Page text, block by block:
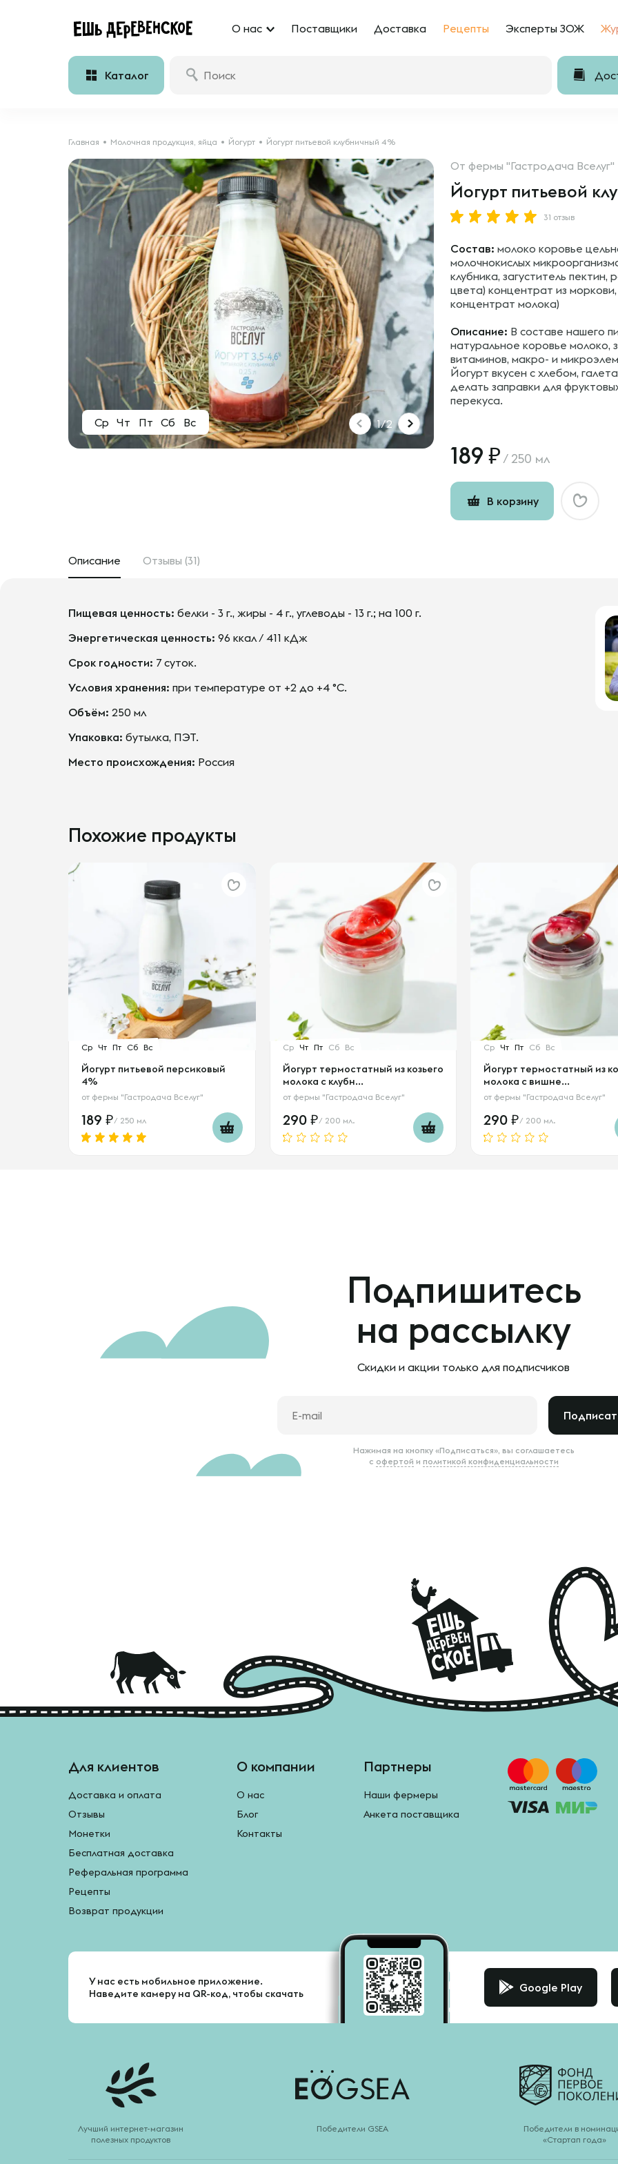
О нас Поставщики Доставка Рецепты Эксперты ЗОЖ
Каталог
Главная Молочная продукция, яйца Йогурт Йогурт питьевой клубничный 4%
1/2
Ср Чт Пт Сб Вс
От фермы "Гастродача Вселуг"
Йогурт питьевой
31 отзыв
Состав: молоко коровье
молочнокислых
клубника, загуститель
цвета) концентрат из
концентрат молока)
Описание: В составе нашего
натуральное коровье молоко,
витаминов, макро- и
Йогурт вкусен с хлебом,
делать заправки для
перекуса.
189 / 250 мл
В корзину
Описание Отзывы (31)
Пищевая ценность: белки - 3 г., жиры - 4 г., углеводы - 13 г.; на 100 г.
Энергетическая ценность: 96 ккал / 411 кДж
Срок годности: 7 суток.
Условия хранения: при температуре от +2 до +4 °С.
Объём: 250 мл
Упаковка: бутылка, ПЭТ.
Место происхождения: Россия
Похожие продукты
Ср Чт Пт Сб Вс
Йогурт питьевой персиковый
4%
от фермы "Гастродача Вселуг"
189 / 250 мл
Ср Чт Пт Сб Вс
Йогурт термостатный из козьего
молока с клубн...
от фермы "Гастродача Вселуг"
290 / 200 мл.
Ср Чт Пт Сб Вс
Йогурт термостатный из
молока с вишне...
от фермы "Гастродача Вселуг"
290 / 200 мл.
Подпишитесь
на рассылку
Скидки и акции только для подписчиков
Нажимая на кнопку «Подписаться», вы соглашаетесь
с офертой и политикой конфиденциальности
Для клиентов
Доставка и оплата
Отзывы
Монетки
Бесплатная доставка
Реферальная программа
Рецепты
Возврат продукции
О компании
О нас
Блог
Контакты
Партнеры
Наши фермеры
Анкета поставщика
У нас есть мобильное приложение.
Наведите камеру на QR-код, чтобы скачать
Google Play
Лучший интернет-магазин
полезных продуктов
Победители GSEA
Победители в
«Стартап года»